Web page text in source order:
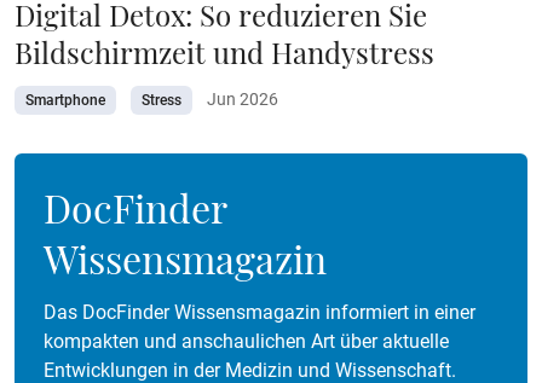
Digital Detox: So reduzieren Sie
Bildschirmzeit und Handystress
Smartphone Stress Jun 2026
DocFinder
Wissensmagazin
Das DocFinder Wissensmagazin informiert in einer
kompakten und anschaulichen Art über aktuelle
Entwicklungen in der Medizin und Wissenschaft.